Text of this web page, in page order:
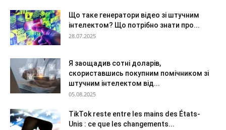
Що таке генератори відео зі штучним
інтелектом? Що потрібно знати про...
28.07.2025
Я заощадив сотні доларів,
скориставшись покупним помічником зі
штучним інтелектом від...
05.08.2025
TikTok reste entre les mains des États-
Unis : ce que les changements...